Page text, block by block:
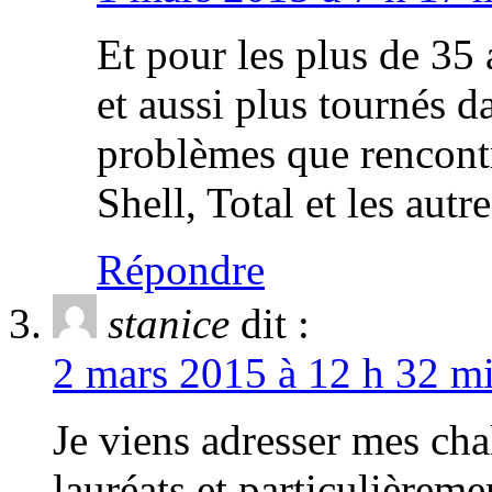
Et pour les plus de
et aussi plus tournés
problèmes que
Shell, Total et les
Répondre
stanice dit :
2 mars 2015 à 12 h 32
Je viens adresser mes